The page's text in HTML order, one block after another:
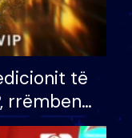
të
rrëmben
mijë eurosh